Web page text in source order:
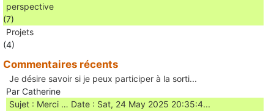
perspective
(7)
Projets
(4)
Commentaires récents
Je désire savoir si je peux participer à la sorti...
Par Catherine
Sujet : Merci … Date : Sat, 24 May 2025 20:35:4...